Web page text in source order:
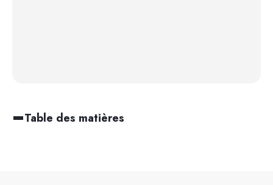
Table des matières